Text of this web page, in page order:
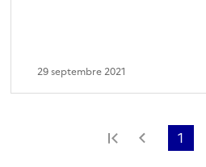
29 septembre 2021
Première page
Page
1